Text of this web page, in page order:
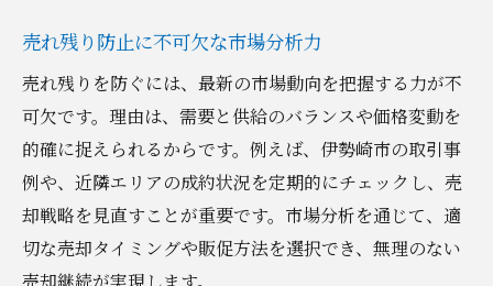
売れ残り防止に不可欠な市場分析力
売れ残りを防ぐには、最新の市場動向を把握する力が不
可欠です。理由は、需要と供給のバランスや価格変動を
的確に捉えられるからです。例えば、伊勢崎市の取引事
例や、近隣エリアの成約状況を定期的にチェックし、売
却戦略を見直すことが重要です。市場分析を通じて、適
切な売却タイミングや販促方法を選択でき、無理のない
売却継続が実現します。